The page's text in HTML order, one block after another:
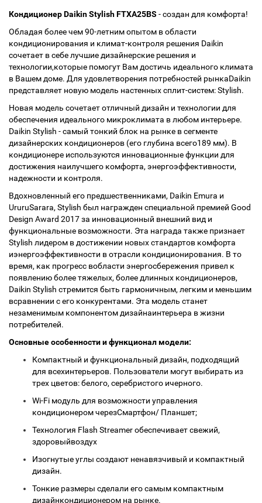
Кондиционер Daikin Stylish FTXA25BS - создан для комфорта!
Обладая более чем 90-летним опытом в области
кондиционирования и климат-контроля решения Daikin
сочетает в себе лучшие дизайнерские решения и
технологии,которые помогут Вам достичь идеального климата
в Вашем доме. Для удовлетворения потребностей рынкаDaikin
представляет новую модель настенных сплит-систем: Stylish.
Новая модель сочетает отличный дизайн и технологии для
обеспечения идеального микроклимата в любом интерьере.
Daikin Stylish - самый тонкий блок на рынке в сегменте
дизайнерских кондиционеров (его глубина всего189 мм). В
кондиционере используются инновационные функции для
достижения наилучшего комфорта, энергоэффективности,
надежности и контроля.
Вдохновленный его предшественниками, Daikin Emura и
UruruSarara, Stylish был награжден специальной премией Good
Design Award 2017 за инновационный внешний вид и
функциональные возможности. Эта награда также признает
Stylish лидером в достижении новых стандартов комфорта
иэнергоэффективности в отрасли кондиционирования. В то
время, как прогресс вобласти энергосбережения привел к
появлению более тяжелых, более длинных кондиционеров,
Daikin Stylish стремится быть гармоничным, легким и меньшим
всравнении с его конкурентами. Эта модель станет
незаменимым компонентом дизайнаинтерьера в жизни
потребителей.
Основные особенности и функционал модели:
Компактный и функциональный дизайн, подходящий
для всехинтерьеров. Пользователи могут выбирать из
трех цветов: белого, серебристого ичерного.
Wi-Fi модуль для возможности управления
кондиционером черезСмартфон/ Планшет;
Технология Flash Streamer обеспечивает свежий,
здоровыйвоздух
Изогнутые углы создают ненавязчивый и компактный
дизайн.
Тонкие размеры сделали его самым компактным
дизайнкондиционером на рынке.